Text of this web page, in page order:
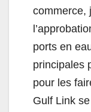
commerce,
ports en
principales
pour les
Gulf Link